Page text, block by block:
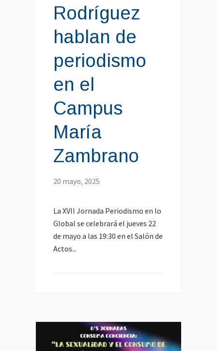
Rodríguez
hablan de
periodismo
en el
Campus
María
Zambrano
20 mayo, 2025
La XVII Jornada Periodismo en lo
Global se celebrará el jueves 22
de mayo a las 19:30 en el Salón de
Actos...